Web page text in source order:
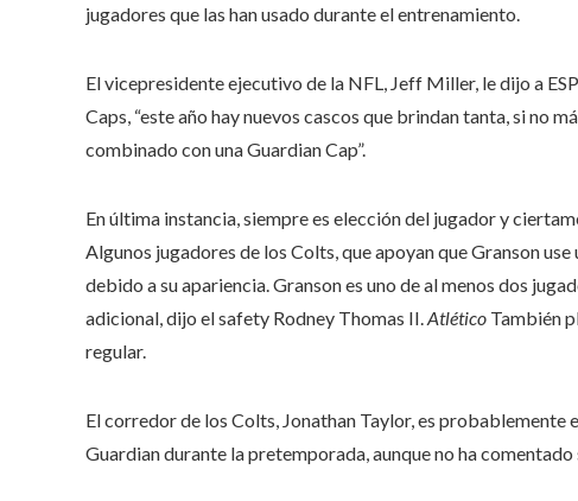
jugadores que las han usado durante el entrenamiento.
El vicepresidente ejecutivo de la NFL, Jeff Miller, le dijo a
Caps, “este año hay nuevos cascos que brindan tanta, si no
combinado con una Guardian Cap”.
En última instancia, siempre es elección del jugador y
Algunos jugadores de los Colts, que apoyan que Granson
debido a su apariencia. Granson es uno de al menos dos
adicional, dijo el safety Rodney Thomas II.Atlético También
regular.
El corredor de los Colts, Jonathan Taylor, es probablemente
Guardian durante la pretemporada, aunque no ha